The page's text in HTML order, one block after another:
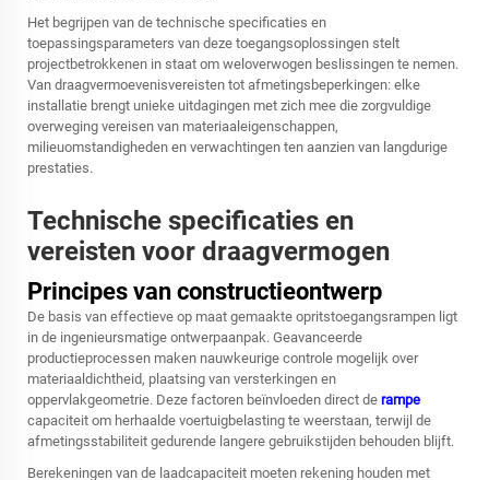
Het begrijpen van de technische specificaties en
toepassingsparameters van deze toegangsoplossingen stelt
projectbetrokkenen in staat om weloverwogen beslissingen te nemen.
Van draagvermoevenisvereisten tot afmetingsbeperkingen: elke
installatie brengt unieke uitdagingen met zich mee die zorgvuldige
overweging vereisen van materiaaleigenschappen,
milieuomstandigheden en verwachtingen ten aanzien van langdurige
prestaties.
Technische specificaties en
vereisten voor draagvermogen
Principes van constructieontwerp
De basis van effectieve op maat gemaakte opritstoegangsrampen ligt
in de ingenieursmatige ontwerpaanpak. Geavanceerde
productieprocessen maken nauwkeurige controle mogelijk over
materiaaldichtheid, plaatsing van versterkingen en
oppervlakgeometrie. Deze factoren beïnvloeden direct de rampe
capaciteit om herhaalde voertuigbelasting te weerstaan, terwijl de
afmetingsstabiliteit gedurende langere gebruikstijden behouden blijft.
Berekeningen van de laadcapaciteit moeten rekening houden met